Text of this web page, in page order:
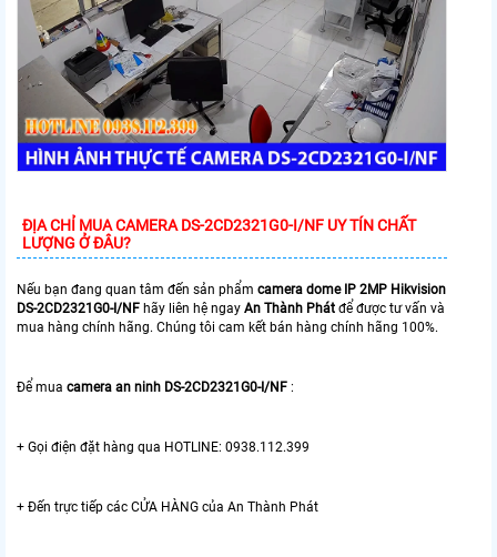
ĐỊA CHỈ MUA CAMERA DS-2CD2321G0-I/NF UY TÍN CHẤT
LƯỢNG Ở ĐÂU?
Nếu bạn đang quan tâm đến sản phẩm camera dome IP 2MP Hikvision
DS-2CD2321G0-I/NF hãy liên hệ ngay An Thành Phát để được tư vấn và
mua hàng chính hãng. Chúng tôi cam kết bán hàng chính hãng 100%.
Để mua camera an ninh DS-2CD2321G0-I/NF :
+ Gọi điện đặt hàng qua HOTLINE: 0938.112.399
+ Đến trực tiếp các CỬA HÀNG của An Thành Phát